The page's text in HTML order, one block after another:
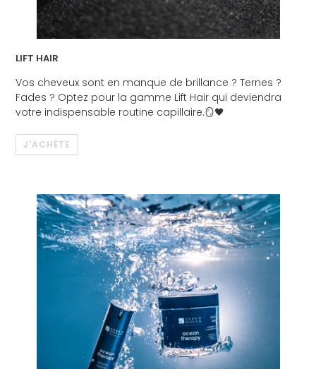
LIFT HAIR
Vos cheveux sont en manque de brillance ? Ternes ?
Fades ? Optez pour la gamme Lift Hair qui deviendra
votre indispensable routine capillaire.🪞🖤
J'ACHÈTE